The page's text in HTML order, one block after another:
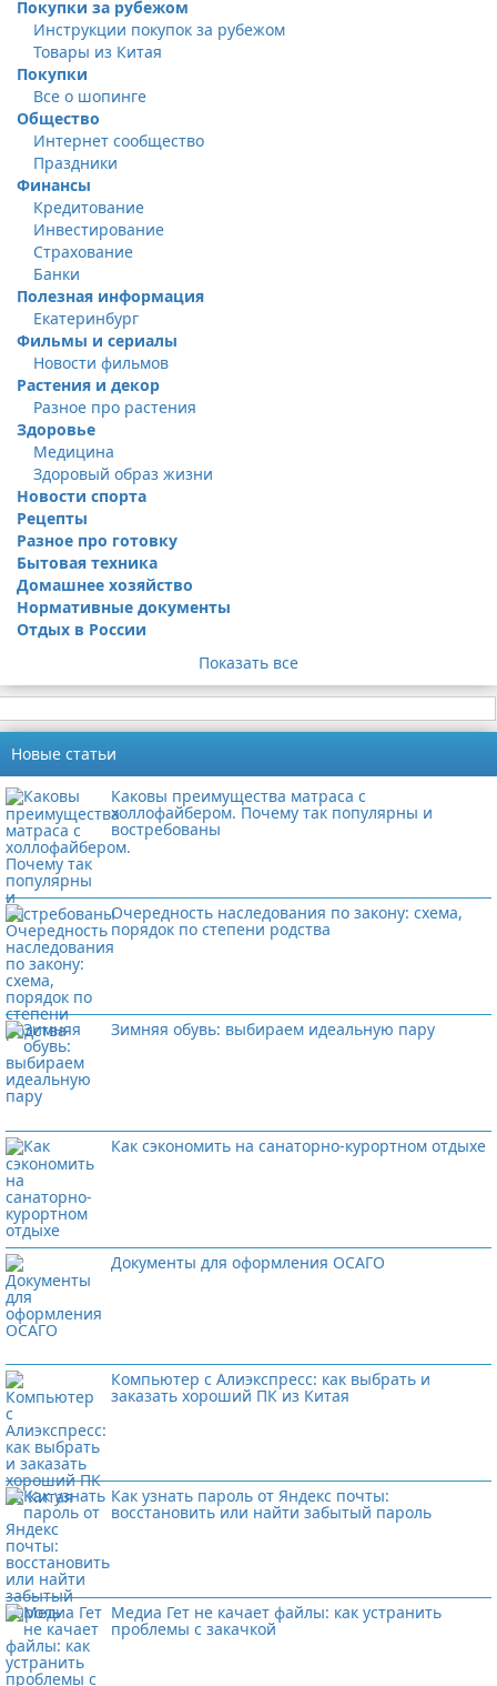
Покупки за рубежом
Инструкции покупок за рубежом
Товары из Китая
Покупки
Все о шопинге
Общество
Интернет сообщество
Праздники
Финансы
Кредитование
Инвестирование
Страхование
Банки
Полезная информация
Екатеринбург
Фильмы и сериалы
Новости фильмов
Растения и декор
Разное про растения
Здоровье
Медицина
Здоровый образ жизни
Новости спорта
Рецепты
Разное про готовку
Бытовая техника
Домашнее хозяйство
Нормативные документы
Отдых в России
Показать все
Новые статьи
Каковы преимущества матраса с
холлофайбером. Почему так популярны и
востребованы
Очередность наследования по закону: схема,
порядок по степени родства
Зимняя обувь: выбираем идеальную пару
Как сэкономить на санаторно-курортном отдыхе
Документы для оформления ОСАГО
Компьютер с Алиэкспресс: как выбрать и
заказать хороший ПК из Китая
Как узнать пароль от Яндекс почты:
восстановить или найти забытый пароль
Медиа Гет не качает файлы: как устранить
проблемы с закачкой